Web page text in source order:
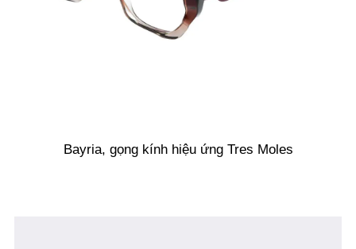
Bayria, gọng kính hiệu ứng Tres Moles